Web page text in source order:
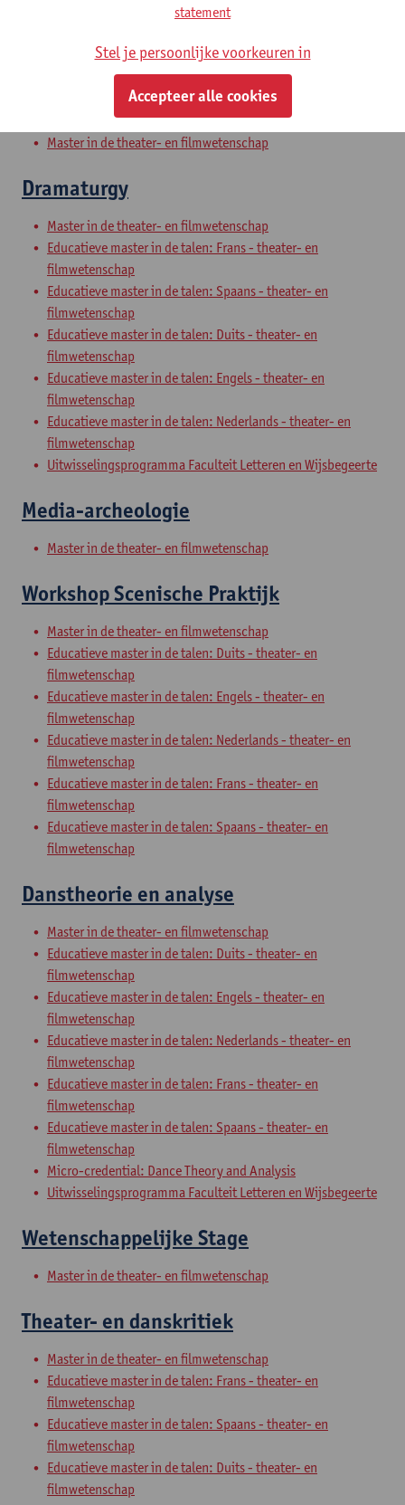
Master in de theater- en filmwetenschap
Professionele Stage
Master in de theater- en filmwetenschap
Dramaturgy
Master in de theater- en filmwetenschap
Educatieve master in de talen: Frans - theater- en
filmwetenschap
Educatieve master in de talen: Spaans - theater- en
filmwetenschap
Educatieve master in de talen: Duits - theater- en
filmwetenschap
Educatieve master in de talen: Engels - theater- en
filmwetenschap
Educatieve master in de talen: Nederlands - theater- en
filmwetenschap
Uitwisselingsprogramma Faculteit Letteren en Wijsbegeerte
Media-archeologie
Master in de theater- en filmwetenschap
Workshop Scenische Praktijk
Master in de theater- en filmwetenschap
Educatieve master in de talen: Duits - theater- en
filmwetenschap
Educatieve master in de talen: Engels - theater- en
filmwetenschap
Educatieve master in de talen: Nederlands - theater- en
filmwetenschap
Educatieve master in de talen: Frans - theater- en
filmwetenschap
Educatieve master in de talen: Spaans - theater- en
filmwetenschap
Danstheorie en analyse
Master in de theater- en filmwetenschap
Educatieve master in de talen: Duits - theater- en
filmwetenschap
Educatieve master in de talen: Engels - theater- en
filmwetenschap
Educatieve master in de talen: Nederlands - theater- en
filmwetenschap
Educatieve master in de talen: Frans - theater- en
filmwetenschap
Educatieve master in de talen: Spaans - theater- en
filmwetenschap
Micro-credential: Dance Theory and Analysis
Uitwisselingsprogramma Faculteit Letteren en Wijsbegeerte
Wetenschappelijke Stage
Master in de theater- en filmwetenschap
Theater- en danskritiek
Master in de theater- en filmwetenschap
Educatieve master in de talen: Frans - theater- en
filmwetenschap
Educatieve master in de talen: Spaans - theater- en
filmwetenschap
Educatieve master in de talen: Duits - theater- en
filmwetenschap
statement
Stel je persoonlijke voorkeuren in
Accepteer alle cookies